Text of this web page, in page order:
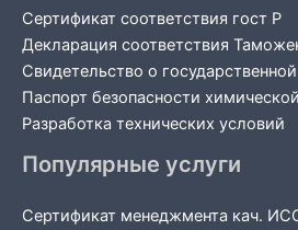
Сертификат соответствия гост Р
Декларация соответствия
Свидетельство о
Паспорт безопасности
Разработка технических условий
Популярные услуги
Сертификат менеджмента кач.